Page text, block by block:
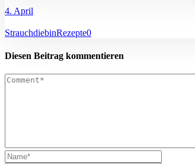
4. April
StrauchdiebinRezepte0
Diesen Beitrag kommentieren